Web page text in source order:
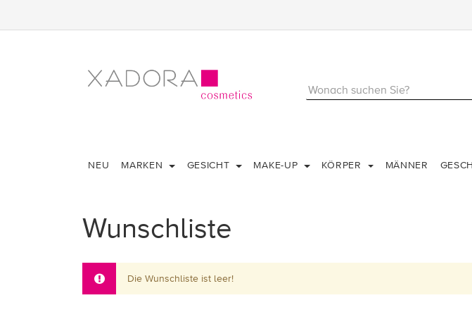
NEU MARKEN GESICHT MAKE-UP KÖRPER MÄNNER
Wunschliste
Die Wunschliste ist leer!